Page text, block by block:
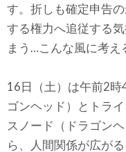
す。折しも確定申告
する権力へ追従する
まう…こんな風に考え
16日（土）は午前2時
ゴンヘッド）とトラ
スノード（ドラゴン
ら、人間関係が広が